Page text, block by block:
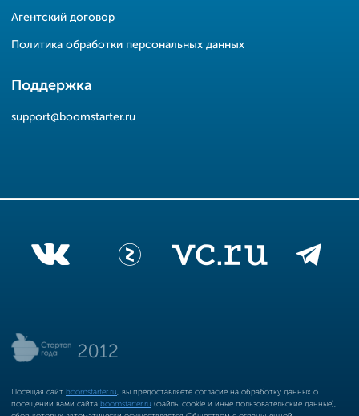
Агентский договор
Политика обработки персональных данных
Поддержка
support@boomstarter.ru
Посещая сайт boomstarter.ru , вы предоставляете согласие на обработку данных о
посещении вами сайта boomstarter.ru (файлы cookie и иные пользовательские данные),